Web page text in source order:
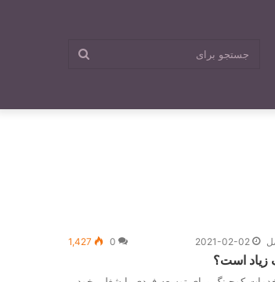
جستجو
2021-02-02
0
1,427
زیاد است؟